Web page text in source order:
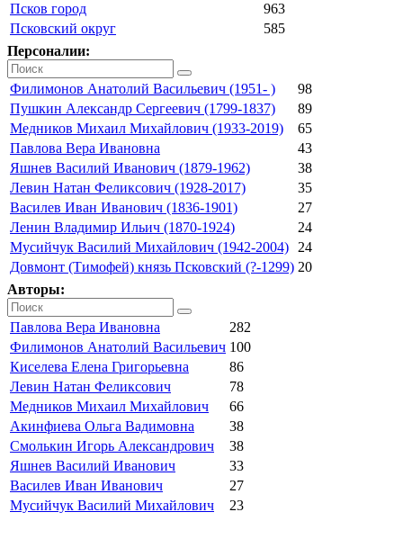
Псков город
963
Псковский округ
585
Персоналии:
Филимонов Анатолий Васильевич (1951- )
98
Пушкин Александр Сергеевич (1799-1837)
89
Медников Михаил Михайлович (1933-2019)
65
Павлова Вера Ивановна
43
Яшнев Василий Иванович (1879-1962)
38
Левин Натан Феликсович (1928-2017)
35
Василев Иван Иванович (1836-1901)
27
Ленин Владимир Ильич (1870-1924)
24
Мусийчук Василий Михайлович (1942-2004)
24
Довмонт (Тимофей) князь Псковский (?-1299) 20
Авторы:
Павлова Вера Ивановна
282
Филимонов Анатолий Васильевич 100
Киселева Елена Григорьевна
86
Левин Натан Феликсович
78
Медников Михаил Михайлович
66
Акинфиева Ольга Вадимовна
38
Смолькин Игорь Александрович
38
Яшнев Василий Иванович
33
Василев Иван Иванович
27
Мусийчук Василий Михайлович
23